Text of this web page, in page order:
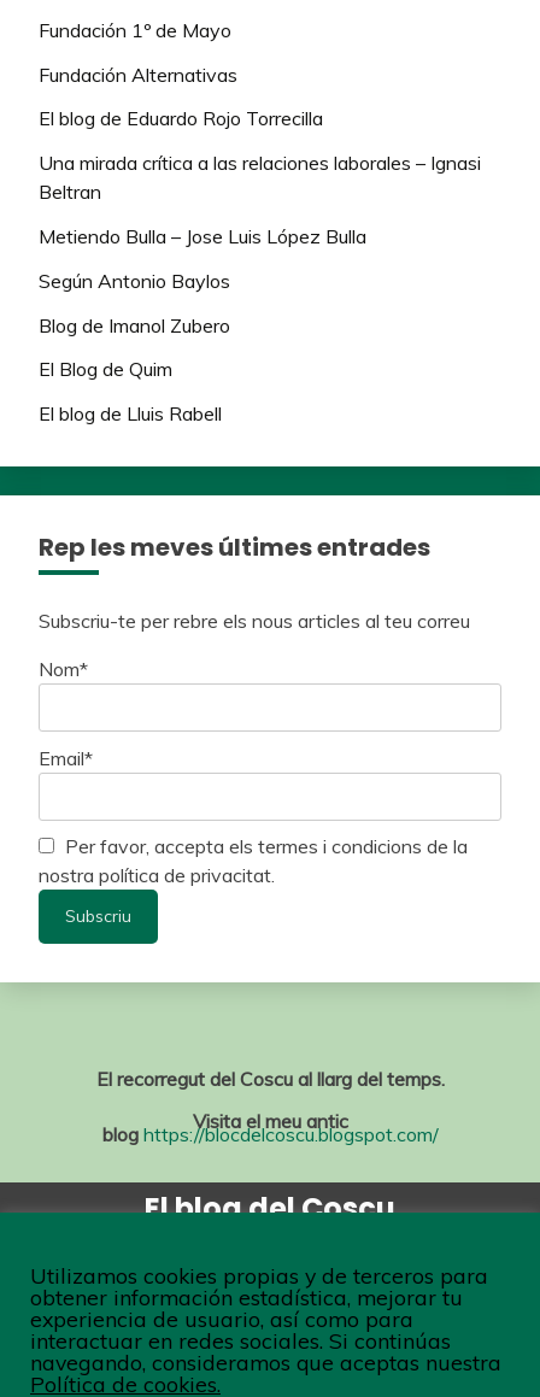
Fundación 1º de Mayo
Fundación Alternativas
El blog de Eduardo Rojo Torrecilla
Una mirada crítica a las relaciones laborales – Ignasi
Beltran
Metiendo Bulla – Jose Luis López Bulla
Según Antonio Baylos
Blog de Imanol Zubero
El Blog de Quim
El blog de Lluis Rabell
Rep les meves últimes entrades
Subscriu-te per rebre els nous articles al teu correu
Nom*
Email*
Per favor, accepta els termes i condicions de la
nostra política de privacitat.
El recorregut del Coscu al llarg del temps.
Visita el meu antic
blog https://blocdelcoscu.blogspot.com/
El blog del Coscu
Conesa
Utilizamos cookies propias y de terceros para
obtener información estadística, mejorar tu
experiencia de usuario, así como para
interactuar en redes sociales. Si continúas
navegando, consideramos que aceptas nuestra
Política de cookies.